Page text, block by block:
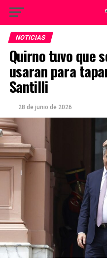
NOTICIAS
Quirno tuvo que
usaran para
Santilli
28 de junio de 2026